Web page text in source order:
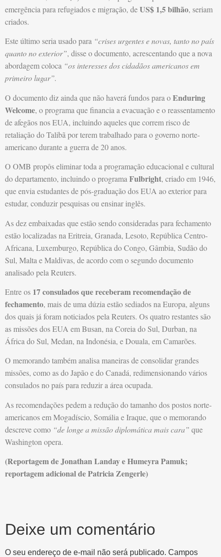
emergência para refugiados e migração, deUS$ 1,5 bilhão, seriam
criados.
Este último seria usado para “crises urgentes e novas, tanto no país
quanto no exterior”, disse o documento, acrescentando que a nova
abordagem coloca “os interesses dos cidadãos americanos em
primeiro lugar”.
O documento diz ainda que não haverá fundos para oEnduring
Welcome, o programa que financia a evacuação e o reassentamento
de afegãos nos EUA, incluindo aqueles que correm risco de
retaliação do Talibã por terem trabalhado para o governo norte-
americano durante a guerra de 20 anos.
O OMB propôs eliminar toda a programação educacional e cultural
do departamento, incluindo o programa Fulbright, criado em 1946,
que envia estudantes de pós-graduação dos EUA ao exterior para
estudar, conduzir pesquisas ou ensinar inglês.
As dez embaixadas que estão sendo consideradas para fechamento
estão localizadas na Eritreia, Granada, Lesoto, República Centro-
Africana, Luxemburgo, República do Congo, Gâmbia, Sudão do
Sul, Malta e Maldivas, de acordo com o segundo documento
analisado pela Reuters.
Entre os 17 consulados que receberam recomendação de
fechamento, mais de uma dúzia estão sediados na Europa, alguns
dos quais já foram noticiados pela Reuters. Os quatro restantes são
as missões dos EUA em Busan, na Coreia do Sul, Durban, na
África do Sul, Medan, na Indonésia, e Douala, em Camarões.
O memorando também analisa maneiras de consolidar grandes
missões, como as do Japão e do Canadá, redimensionando vários
consulados no país para reduzir a área ocupada.
As recomendações pedem a redução do tamanho dos postos norte-
americanos em Mogadíscio, Somália e Iraque, que o memorando
descreve como “de longe a missão diplomática mais cara” que
Washington opera.
(Reportagem de Jonathan Landay e Humeyra Pamuk;
reportagem adicional de Patricia Zengerle)
Deixe um comentário
O seu endereço de e-mail não será publicado. Campos